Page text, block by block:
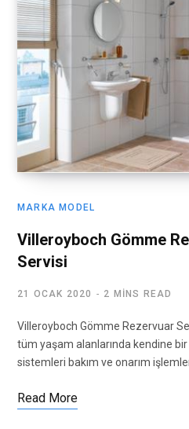
MARKA MODEL
Villeroyboch Gömme
Servisi
21 OCAK 2020 2 MINS READ
Villeroyboch Gömme Rezervuar
tüm yaşam alanlarında kendine
sistemleri bakım ve onarım
Read More